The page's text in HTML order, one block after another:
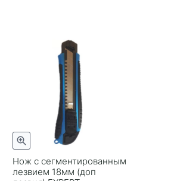
Нож с сегментированным
лезвием 18мм (доп